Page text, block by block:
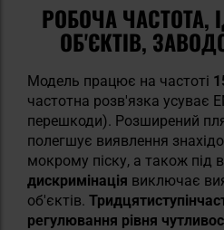
РОБОЧА ЧАСТОТА,
ОБ'ЄКТІВ,
Модель працює на частоті
частотна розв'язка усуває
перешкоди). Розширений
полегшує виявлення
мокрому піску, а також під
дискримінація виключає
об'єктів.
регулювання рівня